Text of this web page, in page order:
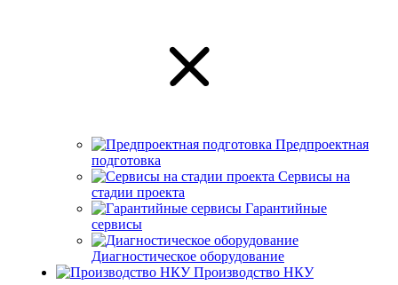
Предпроектная
подготовка
Сервисы на
стадии проекта
Гарантийные
сервисы
Диагностическое оборудование
Производство НКУ